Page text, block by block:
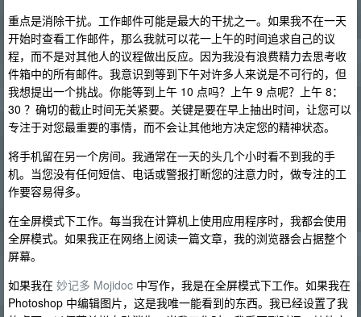
重点是消除干扰。工作邮件可能是最大的干扰之一。如果我不在一天
开始时查看工作邮件，那么我就可以花一上午的时间追求自己的议
程，而不是对其他人的议程做出反应。因为我没有浪费精力去思考收
件箱中的所有邮件。我意识到等到下午对许多人来说是不可行的，但
我想提出一个挑战。你能等到上午 10 点吗？上午 9 点呢？上午 8：
30 ？确切的截止时间无关紧要。关键是要在早上抽出时间，让您可以
专注于对您最重要的事情，而不会让其他地方决定您的精神状态。
将手机留在另一个房间。我通常在一天的头几个小时看不到我的手
机。当您没有任何短信、电话或警报打断您的注意力时，做专注的工
作要容易得多。
在全屏模式下工作。每当我在计算机上使用应用程序时，我都会使用
全屏模式。如果我正在网络上阅读一篇文章，我的浏览器会占据整个
屏幕。
如果我在 妙记多 Mojidoc 中写作，我是在全屏模式下工作。如果我在
Photoshop 中编辑图片，这是我唯一能看到的东西。我已经设置了我